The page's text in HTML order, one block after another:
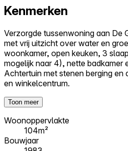
Kenmerken
Verzorgde tussenwoning aan De
met vrij uitzicht over water en
woonkamer, open keuken, 3
mogelijk naar 4), nette badkamer
Achtertuin met stenen berging en
en winkelcentrum.
Toon meer
Woonoppervlakte
104m²
Bouwjaar